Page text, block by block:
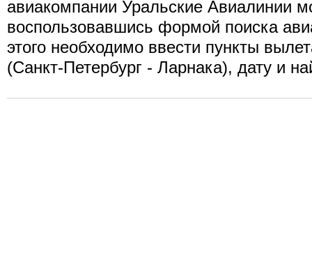
авиакомпании Уральские Авиалинии
воспользовавшись формой поиска
этого необходимо ввести пункты
(Санкт-Петербург - Ларнака), дату и